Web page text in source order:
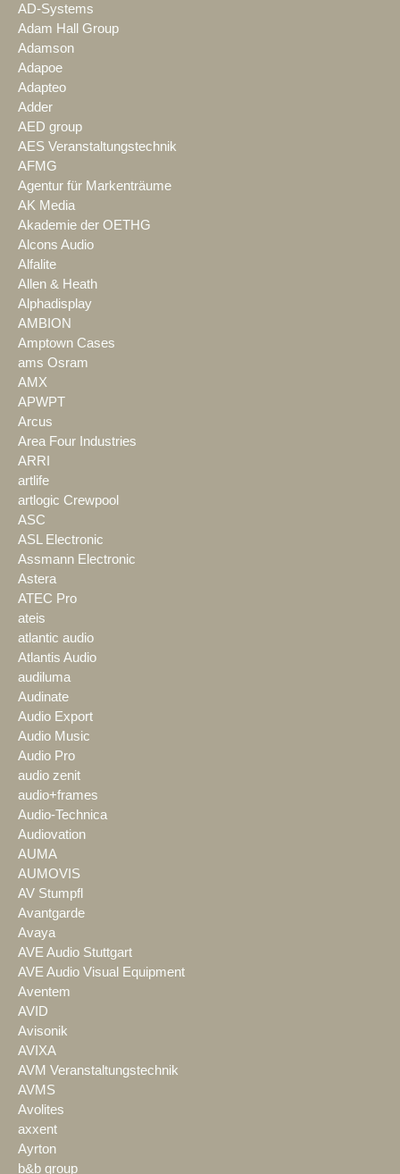
AD-Systems
Adam Hall Group
Adamson
Adapoe
Adapteo
Adder
AED group
AES Veranstaltungstechnik
AFMG
Agentur für Markenträume
AK Media
Akademie der OETHG
Alcons Audio
Alfalite
Allen & Heath
Alphadisplay
AMBION
Amptown Cases
ams Osram
AMX
APWPT
Arcus
Area Four Industries
ARRI
artlife
artlogic Crewpool
ASC
ASL Electronic
Assmann Electronic
Astera
ATEC Pro
ateis
atlantic audio
Atlantis Audio
audiluma
Audinate
Audio Export
Audio Music
Audio Pro
audio zenit
audio+frames
Audio-Technica
Audiovation
AUMA
AUMOVIS
AV Stumpfl
Avantgarde
Avaya
AVE Audio Stuttgart
AVE Audio Visual Equipment
Aventem
AVID
Avisonik
AVIXA
AVM Veranstaltungstechnik
AVMS
Avolites
axxent
Ayrton
b&b group